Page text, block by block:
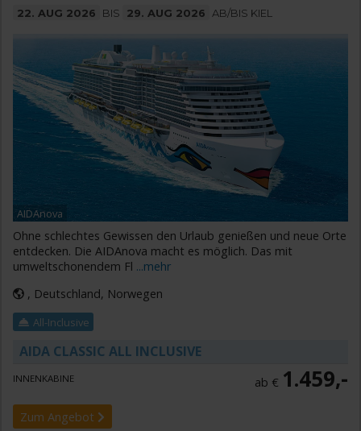
22. AUG 2026 BIS 29. AUG 2026 AB/BIS KIEL
AIDAnova
Ohne schlechtes Gewissen den Urlaub genießen und neue Orte
entdecken. Die AIDAnova macht es möglich. Das mit
umweltschonendem Fl ...mehr
, Deutschland, Norwegen
All-Inclusive
AIDA CLASSIC ALL INCLUSIVE
INNENKABINE ab € 1.459,-
Zum Angebot